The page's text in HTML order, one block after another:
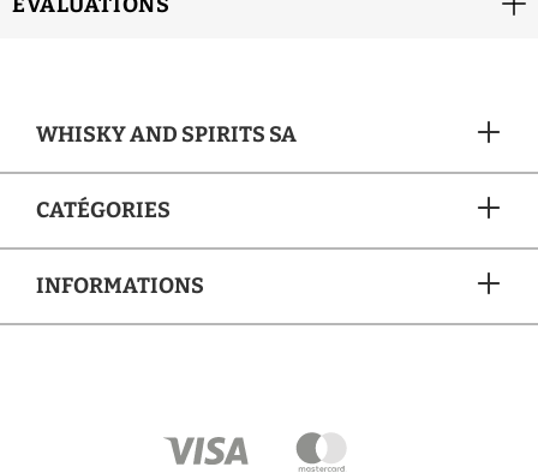
WHISKY AND SPIRITS SA
CATÉGORIES
INFORMATIONS